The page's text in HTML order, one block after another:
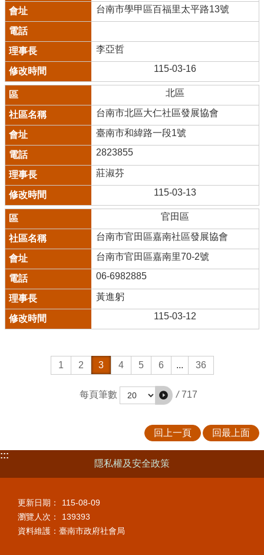
台南市學甲區百福里太平路13號
李亞哲
115-03-16
北區
台南市北區大仁社區發展協會
臺南市和緯路一段1號
2823855
莊淑芬
115-03-13
官田區
台南市官田區嘉南社區發展協會
台南市官田區嘉南里70-2號
06-6982885
黃進躬
115-03-12
1 2 3 4 5 6 ... 36
每頁筆數 / 717
回上一頁 回最上面
:::
隱私權及安全政策
更新日期：
115-08-09
瀏覽人次：
139393
資料維護：臺南市政府社會局